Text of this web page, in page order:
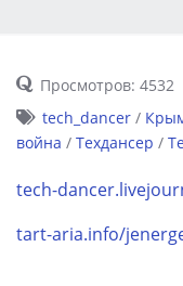
Просмотров: 4532
tech_dancer/
война / Техдансер /
tech-
tart-aria.info/